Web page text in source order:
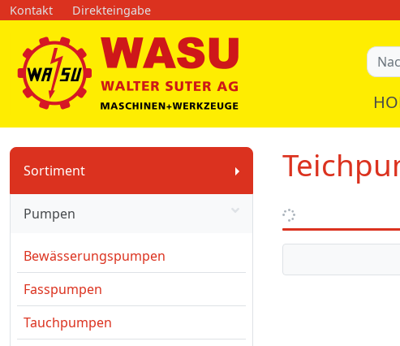
Kontakt Direkteingabe
Sortiment
Pumpen
Bewässerungspumpen
Fasspumpen
Tauchpumpen